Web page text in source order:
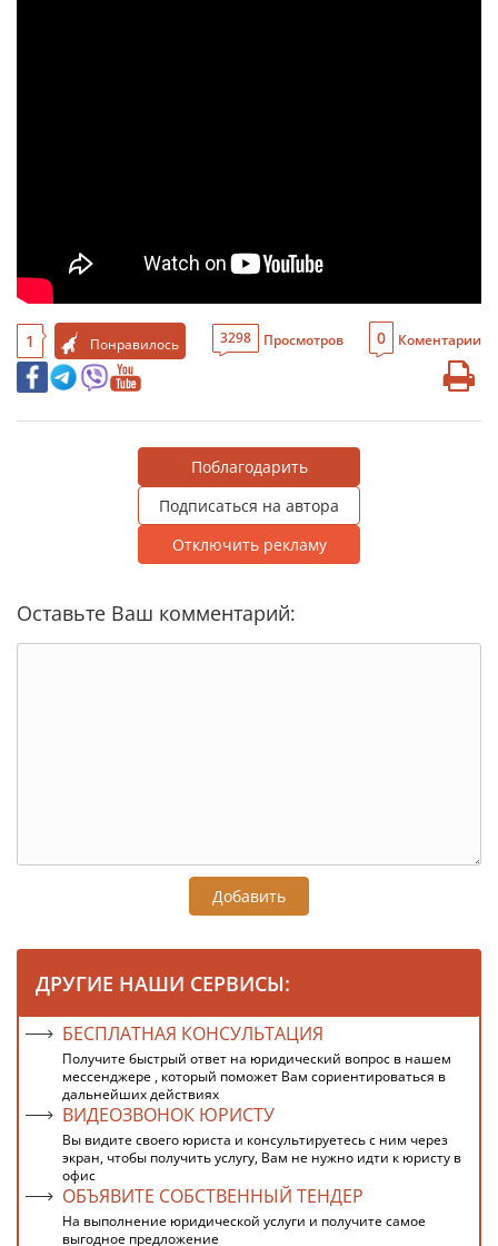
1 Понравилось 3298 Просмотров 0 Коментарии
Поблагодарить
Подписаться на автора
Отключить рекламу
Оставьте Ваш комментарий:
Добавить
ДРУГИЕ НАШИ СЕРВИСЫ:
БЕСПЛАТНАЯ КОНСУЛЬТАЦИЯ
Получите быстрый ответ на юридический вопрос в нашем
мессенджере , который поможет Вам сориентироваться в
дальнейших действиях
ВИДЕОЗВОНОК ЮРИСТУ
Вы видите своего юриста и консультируетесь с ним через
экран, чтобы получить услугу, Вам не нужно идти к юристу в
офис
ОБЪЯВИТЕ СОБСТВЕННЫЙ ТЕНДЕР
На выполнение юридической услуги и получите самое
выгодное предложение